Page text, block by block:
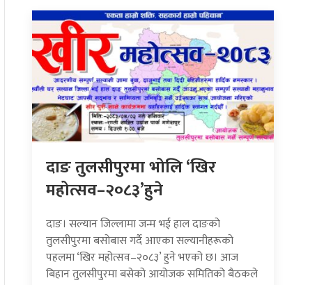
दाङ तुलसीपुरमा भोलि ‘खिर
महोत्सव–२०८३’हुने
दाङ। सल्यान जिल्लामा जन्म भई हाल दाङको
तुलसीपुरमा बसोबास गर्दै आएका सल्यानीहरूको
पहलमा ‘खिर महोत्सव–२०८३’ हुने भएको छ। आज
बिहान तुलसीपुरमा बसेको आयोजक समितिको बैठकले